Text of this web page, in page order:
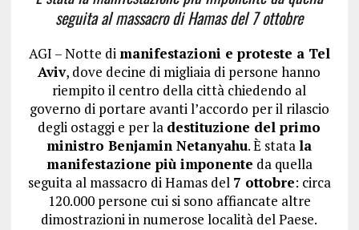
seguita al massacro di Hamas del 7 ottobre
AGI – Notte di manifestazioni e proteste a Tel
Aviv, dove decine di migliaia di persone hanno
riempito il centro della città chiedendo al
governo di portare avanti l’accordo per il rilascio
degli ostaggi e per la destituzione del primo
ministro Benjamin Netanyahu. È statala
manifestazione più imponente da quella
seguita al massacro di Hamas del 7 ottobre: circa
120.000 persone cui si sono affiancate altre
dimostrazioni in numerose località del Paese.